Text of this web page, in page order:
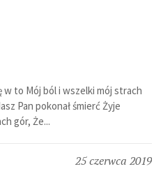
w to Mój ból i wszelki mój strach
Pan pokonał śmierć Żyje
gór, Że...
25 czerwca 2019